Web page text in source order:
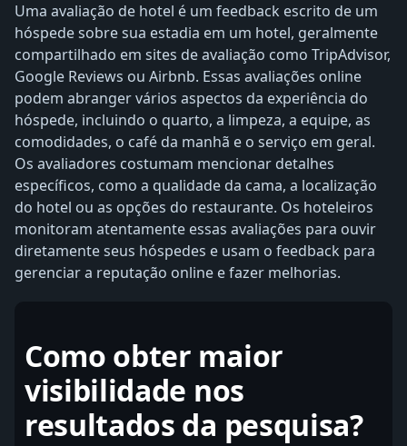
Uma avaliação de hotel é um feedback escrito de um
hóspede sobre sua estadia em um hotel, geralmente
compartilhado em sites de avaliação como TripAdvisor,
Google Reviews ou Airbnb. Essas avaliações online
podem abranger vários aspectos da experiência do
hóspede, incluindo o quarto, a limpeza, a equipe, as
comodidades, o café da manhã e o serviço em geral.
Os avaliadores costumam mencionar detalhes
específicos, como a qualidade da cama, a localização
do hotel ou as opções do restaurante. Os hoteleiros
monitoram atentamente essas avaliações para ouvir
diretamente seus hóspedes e usam o feedback para
gerenciar a reputação online e fazer melhorias.
Como obter maior
visibilidade nos
resultados da pesquisa?